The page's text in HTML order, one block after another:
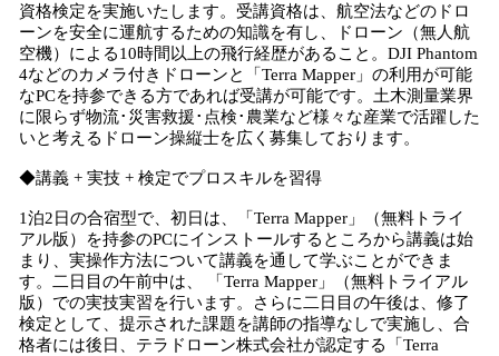
資格検定を実施いたします。受講資格は、航空法などのドロ
ーンを安全に運航するための知識を有し、ドローン（無人航
空機）による10時間以上の飛行経歴があること。DJI Phantom
4などのカメラ付きドローンと「Terra Mapper」の利用が可能
なPCを持参できる方であれば受講が可能です。土木測量業界
に限らず物流･災害救援･点検･農業など様々な産業で活躍した
いと考えるドローン操縦士を広く募集しております。
◆講義 + 実技 + 検定でプロスキルを習得
1泊2日の合宿型で、初日は、「Terra Mapper」（無料トライ
アル版）を持参のPCにインストールするところから講義は始
まり、実操作方法について講義を通して学ぶことができま
す。二日目の午前中は、 「Terra Mapper」（無料トライアル
版）での実技実習を行います。さらに二日目の午後は、修了
検定として、提示された課題を講師の指導なしで実施し、合
格者には後日、テラドローン株式会社が認定する「Terra